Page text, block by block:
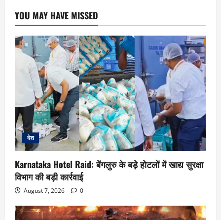
YOU MAY HAVE MISSED
देश
Karnataka Hotel Raid: बेंगलुरु के बड़े होटलों में खाद्य सुरक्षा
विभाग की बड़ी कार्रवाई
August 7, 2026 0